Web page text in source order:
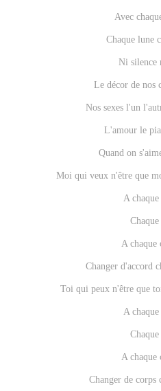
Avec
Chaque lune
Ni silence
Le décor de nos
Nos sexes l'un
L'amour le
Quand on
Moi qui veux n'être que
A chaque
A chaque
Changer d'accord
Toi qui peux n'être que
A chaque
A chaque
Changer de corps